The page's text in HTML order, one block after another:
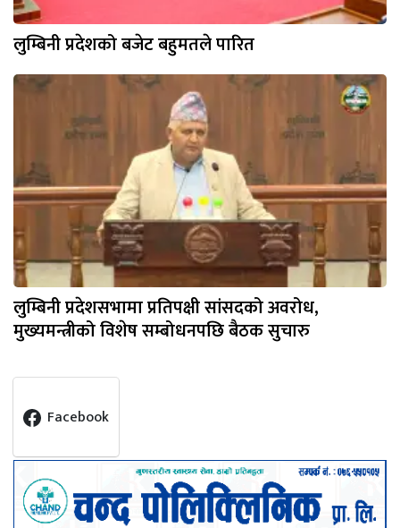
लुम्बिनी प्रदेशको बजेट बहुमतले पारित
लुम्बिनी प्रदेशसभामा प्रतिपक्षी सांसदको अवरोध,
मुख्यमन्त्रीको विशेष सम्बोधनपछि बैठक सुचारु
Facebook